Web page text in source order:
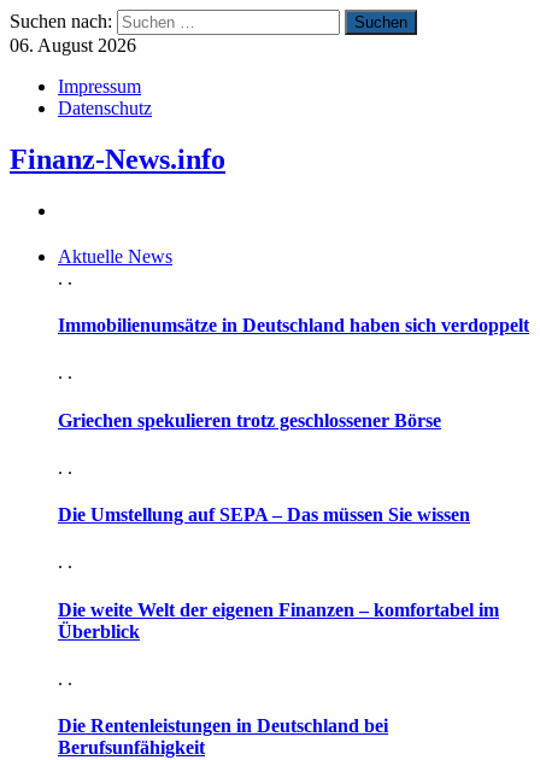
Suchen nach:
06. August 2026
Impressum
Datenschutz
Finanz-News.info
Aktuelle News
. .
Immobilienumsätze in Deutschland haben sich verdoppelt
. .
Griechen spekulieren trotz geschlossener Börse
. .
Die Umstellung auf SEPA – Das müssen Sie wissen
. .
Die weite Welt der eigenen Finanzen – komfortabel im
Überblick
. .
Die Rentenleistungen in Deutschland bei
Berufsunfähigkeit